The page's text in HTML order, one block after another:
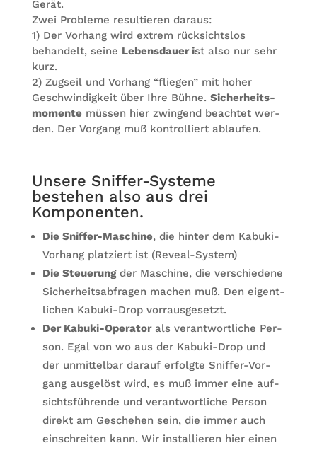
Gerät.
Zwei Pro­bleme resul­tie­ren dar­aus:
1) Der Vor­hang wird extrem rück­sichts­los
behan­delt, seine Lebens­dauer ist also nur sehr
kurz.
2) Zug­seil und Vor­hang “flie­gen” mit hoher
Geschwin­dig­keit über Ihre Bühne. Sicher­heits­
mo­mente müs­sen hier zwin­gend beach­tet wer­
den. Der Vor­gang muß kon­trol­liert ablaufen.
Unsere Snif­fer-Sys­teme
bestehen also aus drei
Komponenten.
Die Snif­fer-Maschine, die hin­ter dem Kabuki-
Vor­hang plat­ziert ist (Reveal-Sys­tem)
Die Steue­rungder Maschine, die ver­schie­dene
Sicher­heits­ab­fra­gen machen muß. Den eigent­
li­chen Kabuki-Drop vorrausgesetzt.
Der Kabuki-Ope­ra­torals ver­ant­wort­li­che Per­
son. Egal von wo aus der Kabuki-Drop und
der unmit­tel­bar dar­auf erfolgte Snif­fer-Vor­
gang aus­ge­löst wird, es muß immer eine auf­
sichts­füh­rende und ver­ant­wort­li­che Per­son
direkt am Gesche­hen sein, die immer auch
ein­schrei­ten kann. Wir instal­lie­ren hier einen